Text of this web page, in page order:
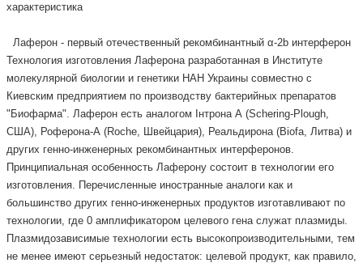
характеристика
Лаферон - первый отечественный рекомбинантный α-2b интерферон
Технология изготовления Лаферона разработанная в Институте
молекулярной биологии и генетики НАН Украины совместно с
Киевским предприятием по производству бактерийных препаратов
"Биофарма". Лаферон есть аналогом Інтрона А (Schering-Plough,
США), Роферона-А (Roche, Швейцария), Реальдирона (Biofa, Литва) и
других генно-инженерных рекомбинантных интерферонов.
Принципиальная особенность Лаферону состоит в технологии его
изготовления. Перечисленные иностранные аналоги как и
большинство других генно-инженерных продуктов изготавливают по
технологии, где 0 амплификатором целевого гена служат плазмиды.
Плазмидозависимые технологии есть высокопроизводительными, тем
не менее имеют серьезный недостаток: целевой продукт, как правило,